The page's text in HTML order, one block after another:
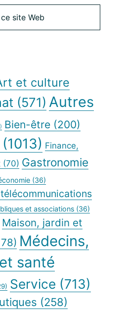
et culture
(571) Autres
Bien-être (200)
(1013) Finance,
(70) Gastronomie
(36)
et associations (36)
Maison, jardin et
Médecins,
santé
Service (713)
(258)